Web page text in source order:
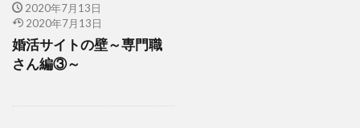
2020年7月13日
2020年7月13日
婚活サイトの壁～専門職
さん編③～